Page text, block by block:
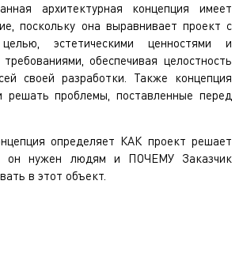
архитектурная концепция имеет
поскольку она выравнивает проект с
целью, эстетическими ценностями и
обеспечивая целостность
своей разработки. Также концепция
решать проблемы, поставленные перед
определяет КАК проект решает
он нужен людям и ПОЧЕМУ Заказчик
в этот объект.